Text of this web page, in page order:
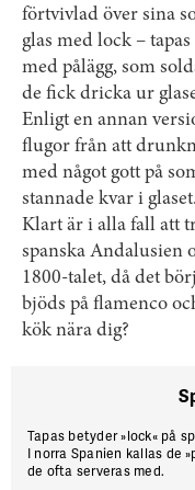
förtvivlad över sina
glas med lock –
med pålägg, som
de fick dricka ur
Enligt en annan
flugor från att
med något gott på
stannade kvar i glaset.
Klart är i alla fall att
spanska Andalusien
1800-talet, då det
bjöds på flamenco
kök nära dig?
Tapas betyder»lock« på
I norra Spanien kallas de
de ofta serveras med.